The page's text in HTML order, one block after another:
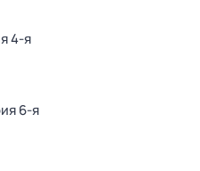
4-я
6-я